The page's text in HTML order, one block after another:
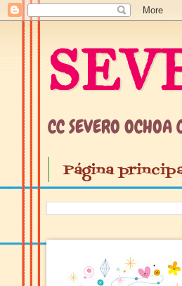
CC SEVERO
Página